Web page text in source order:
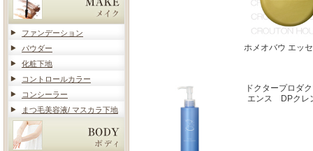
ファンデーション
パウダー
化粧下地
コントロールカラー
コンシーラー
まつ毛美容液/ マスカラ下地
ホメオバウ エッ
ドクタープロダ
エンス DPクレ